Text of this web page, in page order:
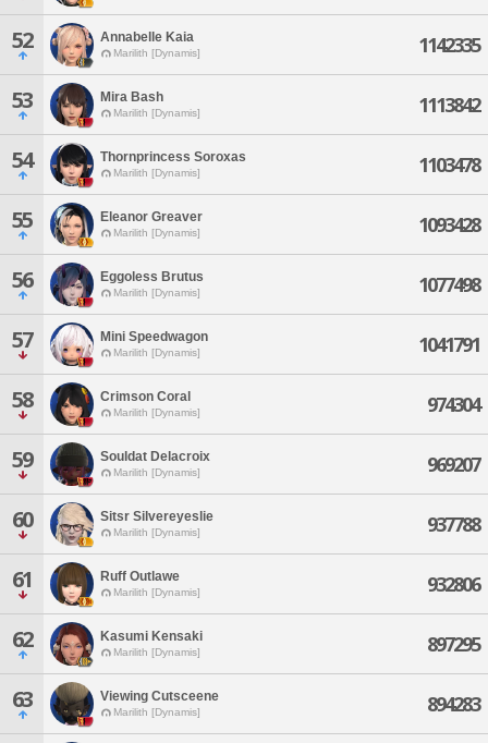
52 Annabelle Kaia
Marilith [Dynamis] 1142335
53 Mira Bash
Marilith [Dynamis] 1113842
54 Thornprincess Soroxas
Marilith [Dynamis] 1103478
55 Eleanor Greaver
Marilith [Dynamis] 1093428
56 Eggoless Brutus
Marilith [Dynamis] 1077498
57 Mini Speedwagon
Marilith [Dynamis] 1041791
58 Crimson Coral
Marilith [Dynamis] 974304
59 Souldat Delacroix
Marilith [Dynamis] 969207
60 Sitsr Silvereyeslie
Marilith [Dynamis] 937788
61 Ruff Outlawe
Marilith [Dynamis] 932806
62 Kasumi Kensaki
Marilith [Dynamis] 897295
63 Viewing Cutsceene
Marilith [Dynamis] 894283